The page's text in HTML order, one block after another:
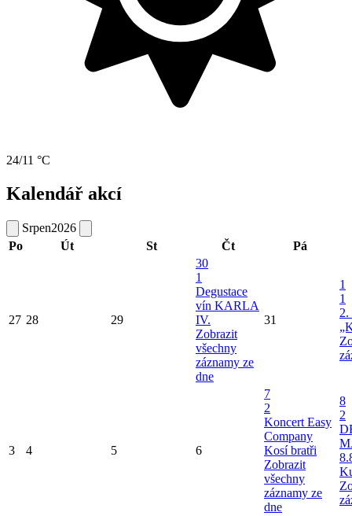
24/11 °C
Kalendář akcí
Srpen2026
Po
Út St Čt Pá
27 28 29
30
1
Degustace
vín KARLA
IV.
Zobrazit
všechny
záznamy ze
dne
31
1
1
2.
3 4 5 6
7
2
Koncert Easy
Company
Kosí bratři
Zobrazit
všechny
záznamy ze
dne
8
2